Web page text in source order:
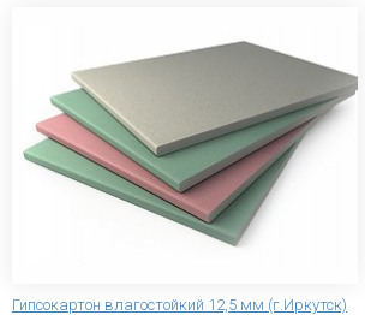
Гипсокартон влагостойкий 12,5 мм (г.Иркутск)